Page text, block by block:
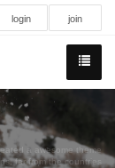
login join
a awesome theme
far from the countries